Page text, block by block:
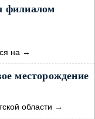
филиалом
на →
месторождение
области →